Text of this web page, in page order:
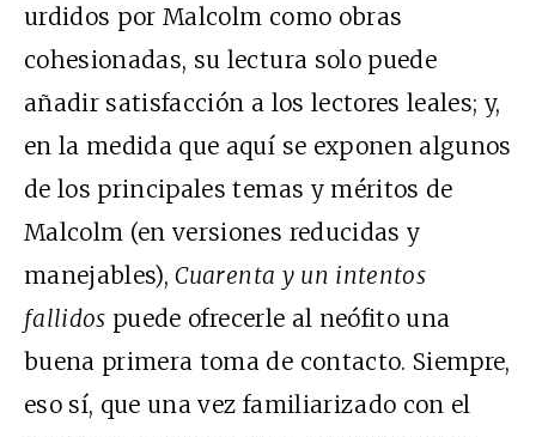
urdidos por Malcolm como obras
cohesionadas, su lectura solo puede
añadir satisfacción a los lectores leales; y,
en la medida que aquí se exponen algunos
de los principales temas y méritos de
Malcolm (en versiones reducidas y
manejables),Cuarenta y un intentos
fallidos puede ofrecerle al neófito una
buena primera toma de contacto. Siempre,
eso sí, que una vez familiarizado con el